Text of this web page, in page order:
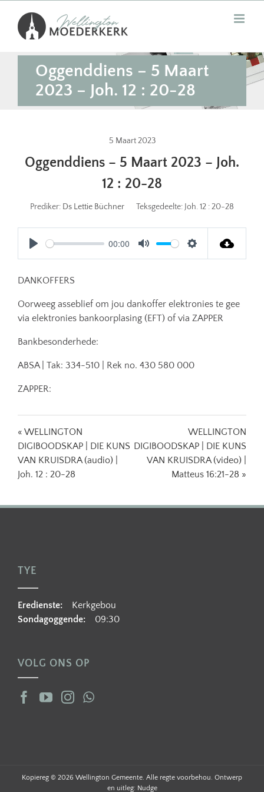
content
Oggenddiens – 5 Maart
2023 – Joh. 12 : 20-28
5 Maart 2023
Oggenddiens – 5 Maart 2023 – Joh.
12 : 20-28
Prediker: Ds Lettie Büchner Teksgedeelte: Joh. 12 : 20-28
Play
00:00
Mute Settings
DANKOFFERS
Oorweeg asseblief om jou dankoffer elektronies te gee
via elektronies bankoorplasing (EFT) of via ZAPPER
Bankbesonderhede:
ABSA | Tak: 334-510 | Rek no. 430 580 000
ZAPPER:
« WELLINGTON
DIGIBOODSKAP | DIE KUNS
VAN KRUISDRA (audio) |
Joh. 12 : 20-28
WELLINGTON
DIGIBOODSKAP | DIE KUNS
VAN KRUISDRA (video) |
Matteus 16:21-28 »
TYE
Eredienste: Kerkgebou
Sondagoggende: 09:30
VOLG ONS OP
Kopiereg © 2026 Wellington Gemeente. Alle regte voorbehou. Ontwerp
en uitleg: Nudge